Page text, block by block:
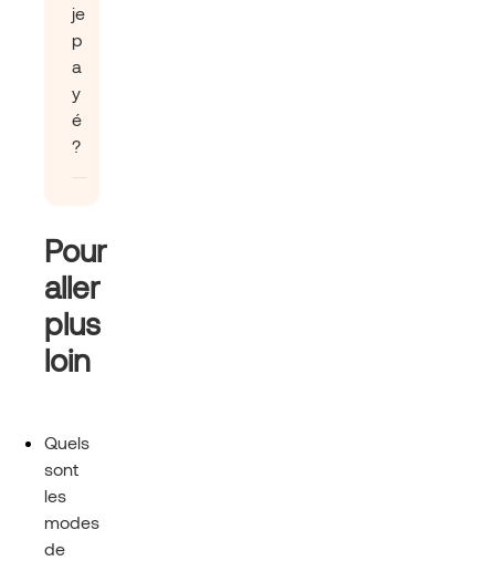
je
p
a
y
é
?
Pour
aller
plus
loin
Quels
sont
les
modes
de